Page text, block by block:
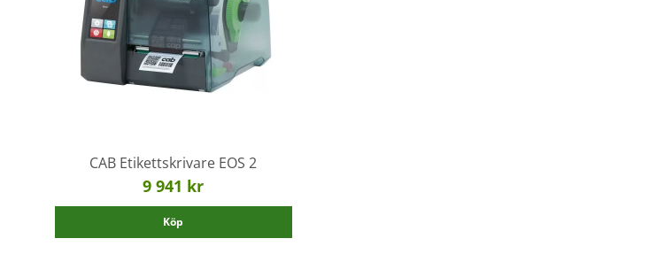
CAB Etikettskrivare EOS 2
9 941 kr
Köp